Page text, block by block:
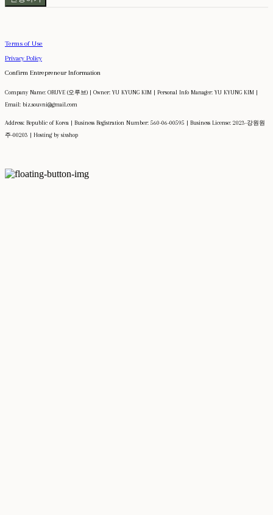
Terms of Use
Privacy Policy
Confirm Entrepreneur Information
Company Name: ORUVE (오루브) | Owner: YU KYUNG KIM | Personal Info Manager: YU KYUNG KIM |
Email: biz.souvni@gmail.com
Address: Republic of Korea | Business Registration Number: 560-06-00595 | Business License: 2023-강원원
주-00203 | Hosting by sixshop